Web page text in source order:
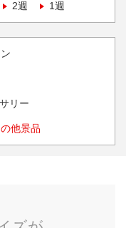
2週 1週
リー
他景品